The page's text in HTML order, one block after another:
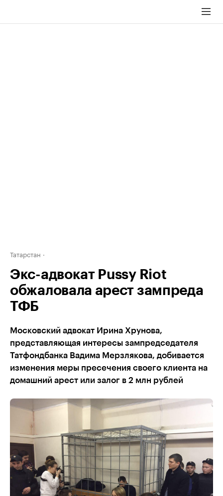
Татарстан
Экс-адвокат Pussy Riot
обжаловала арест зампреда
ТФБ
Московский адвокат Ирина Хрунова,
представляющая интересы зампредседателя
Татфондбанка Вадима Мерзлякова, добивается
изменения меры пресечения своего клиента на
домашний арест или залог в 2 млн рублей